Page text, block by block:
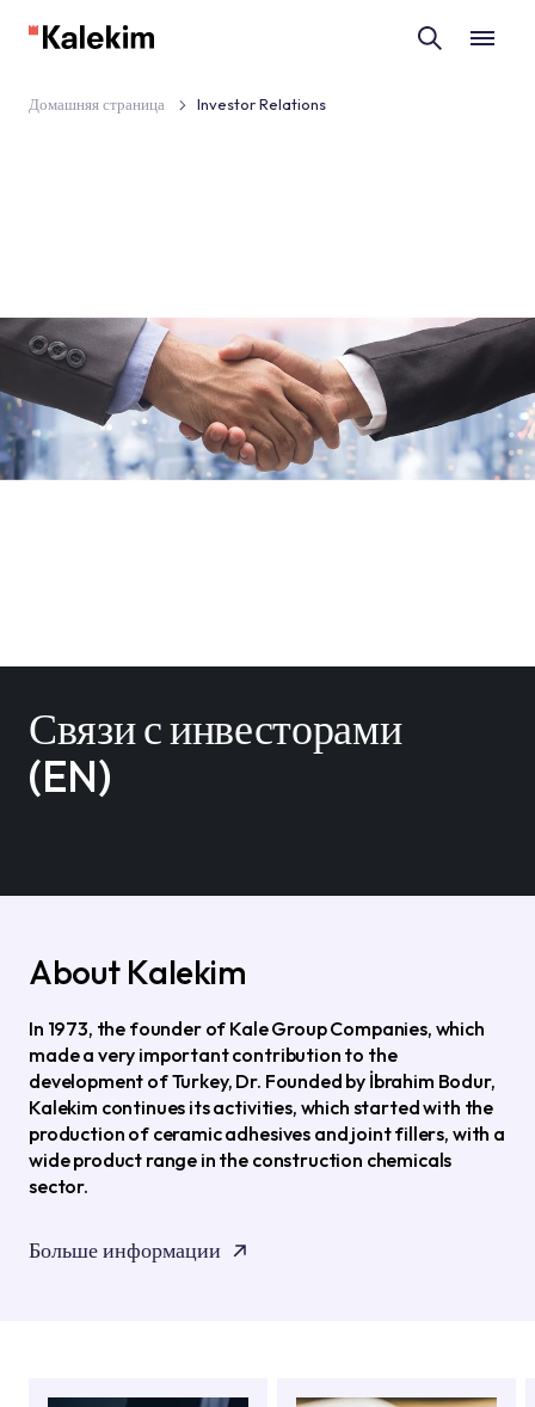
Домашняя страница Investor Relations
Связи с инвесторами
(EN)
About Kalekim
In 1973, the founder of Kale Group Companies, which
made a very important contribution to the
development of Turkey, Dr. Founded by İbrahim Bodur,
Kalekim continues its activities, which started with the
production of ceramic adhesives and joint fillers, with a
wide product range in the construction chemicals
sector.
Больше информации